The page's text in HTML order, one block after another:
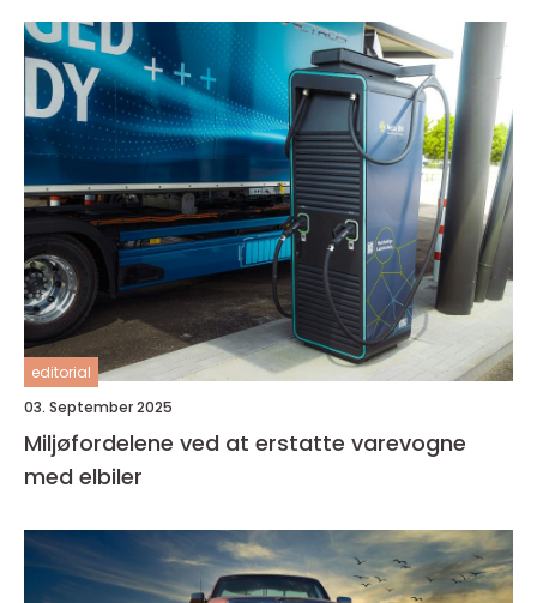
editorial
03. September 2025
Miljøfordelene ved at erstatte varevogne
med elbiler